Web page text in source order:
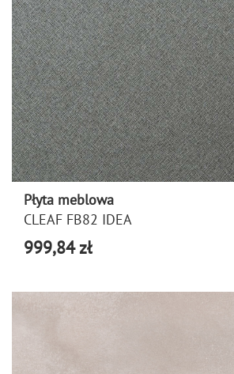
Płyta meblowa
CLEAF FB82 IDEA
999,84 zł